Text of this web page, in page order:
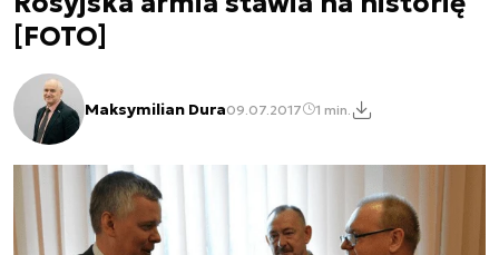
[FOTO]
Maksymilian Dura09.07.2017 1 min.